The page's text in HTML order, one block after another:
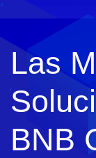
Las
BNB